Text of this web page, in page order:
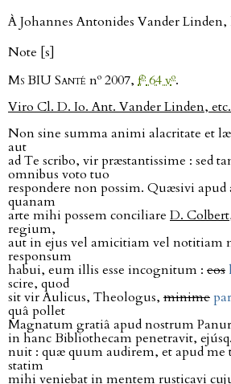
À Johannes Antonides Vander Linden,
Note [s]
Ms BIU Santé no 2007, fo64 vo.
Viro Cl. D. Io. Ant. Vander Linden,
Non sine summa animi alacritate et
aut
ad Te scribo, vir præstantissime : sed
omnibus voto tuo
respondere non possim. Quæsivi apud
quanam
arte mihi possem conciliare D. Colbert
regium,
aut in ejus vel amicitiam vel notitiam
responsum
habui, eum illis esse incognitum : eos
scire, quod
sit vir Aulicus, Theologus, minime
quâ pollet
Magnatum gratiâ apud nostrum
in hanc Bibliothecam penetravit,
nuit : quæ quum audirem, et apud me
statim
mihi veniebat in mentem rusticavi